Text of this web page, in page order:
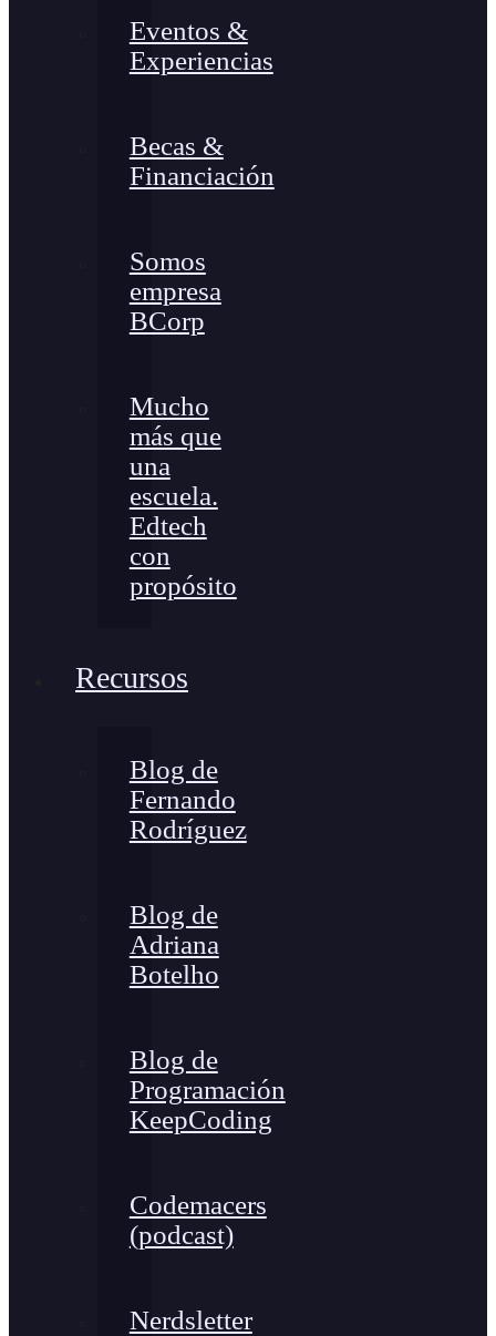
Eventos &
Experiencias
Becas &
Financiación
Somos
empresa
BCorp
Mucho
más que
una
escuela.
Edtech
con
propósito
Recursos
Blog de
Fernando
Rodríguez
Blog de
Adriana
Botelho
Blog de
Programación
KeepCoding
Codemacers
(podcast)
Nerdsletter